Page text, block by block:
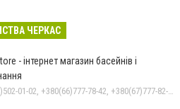
ЧЕРКАС
- інтернет магазин басейнів і
+380(44)502-01-02, +380(66)777-78-42, +380(67)777-82-19, +380(67)890-80-80, +380(73)890-80-80, +380(44)502-01-03